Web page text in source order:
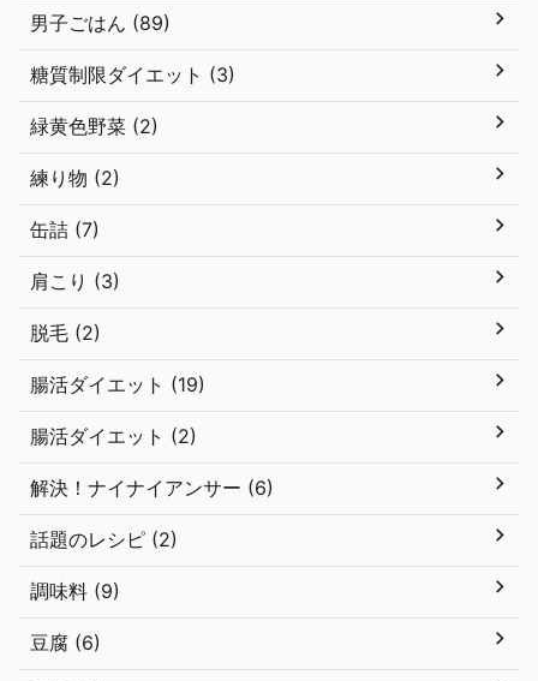
男子ごはん (89)
糖質制限ダイエット (3)
緑黄色野菜 (2)
練り物 (2)
缶詰 (7)
肩こり (3)
脱毛 (2)
腸活ダイエット (19)
腸活ダイエット (2)
解決！ナイナイアンサー (6)
話題のレシピ (2)
調味料 (9)
豆腐 (6)